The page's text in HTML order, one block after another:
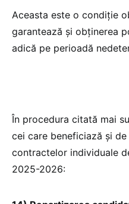
Aceasta este o condiție
garantează și obținerea
adică pe perioadă
În procedura citată mai
cei care beneficiază și
contractelor individuale
2025-2026: